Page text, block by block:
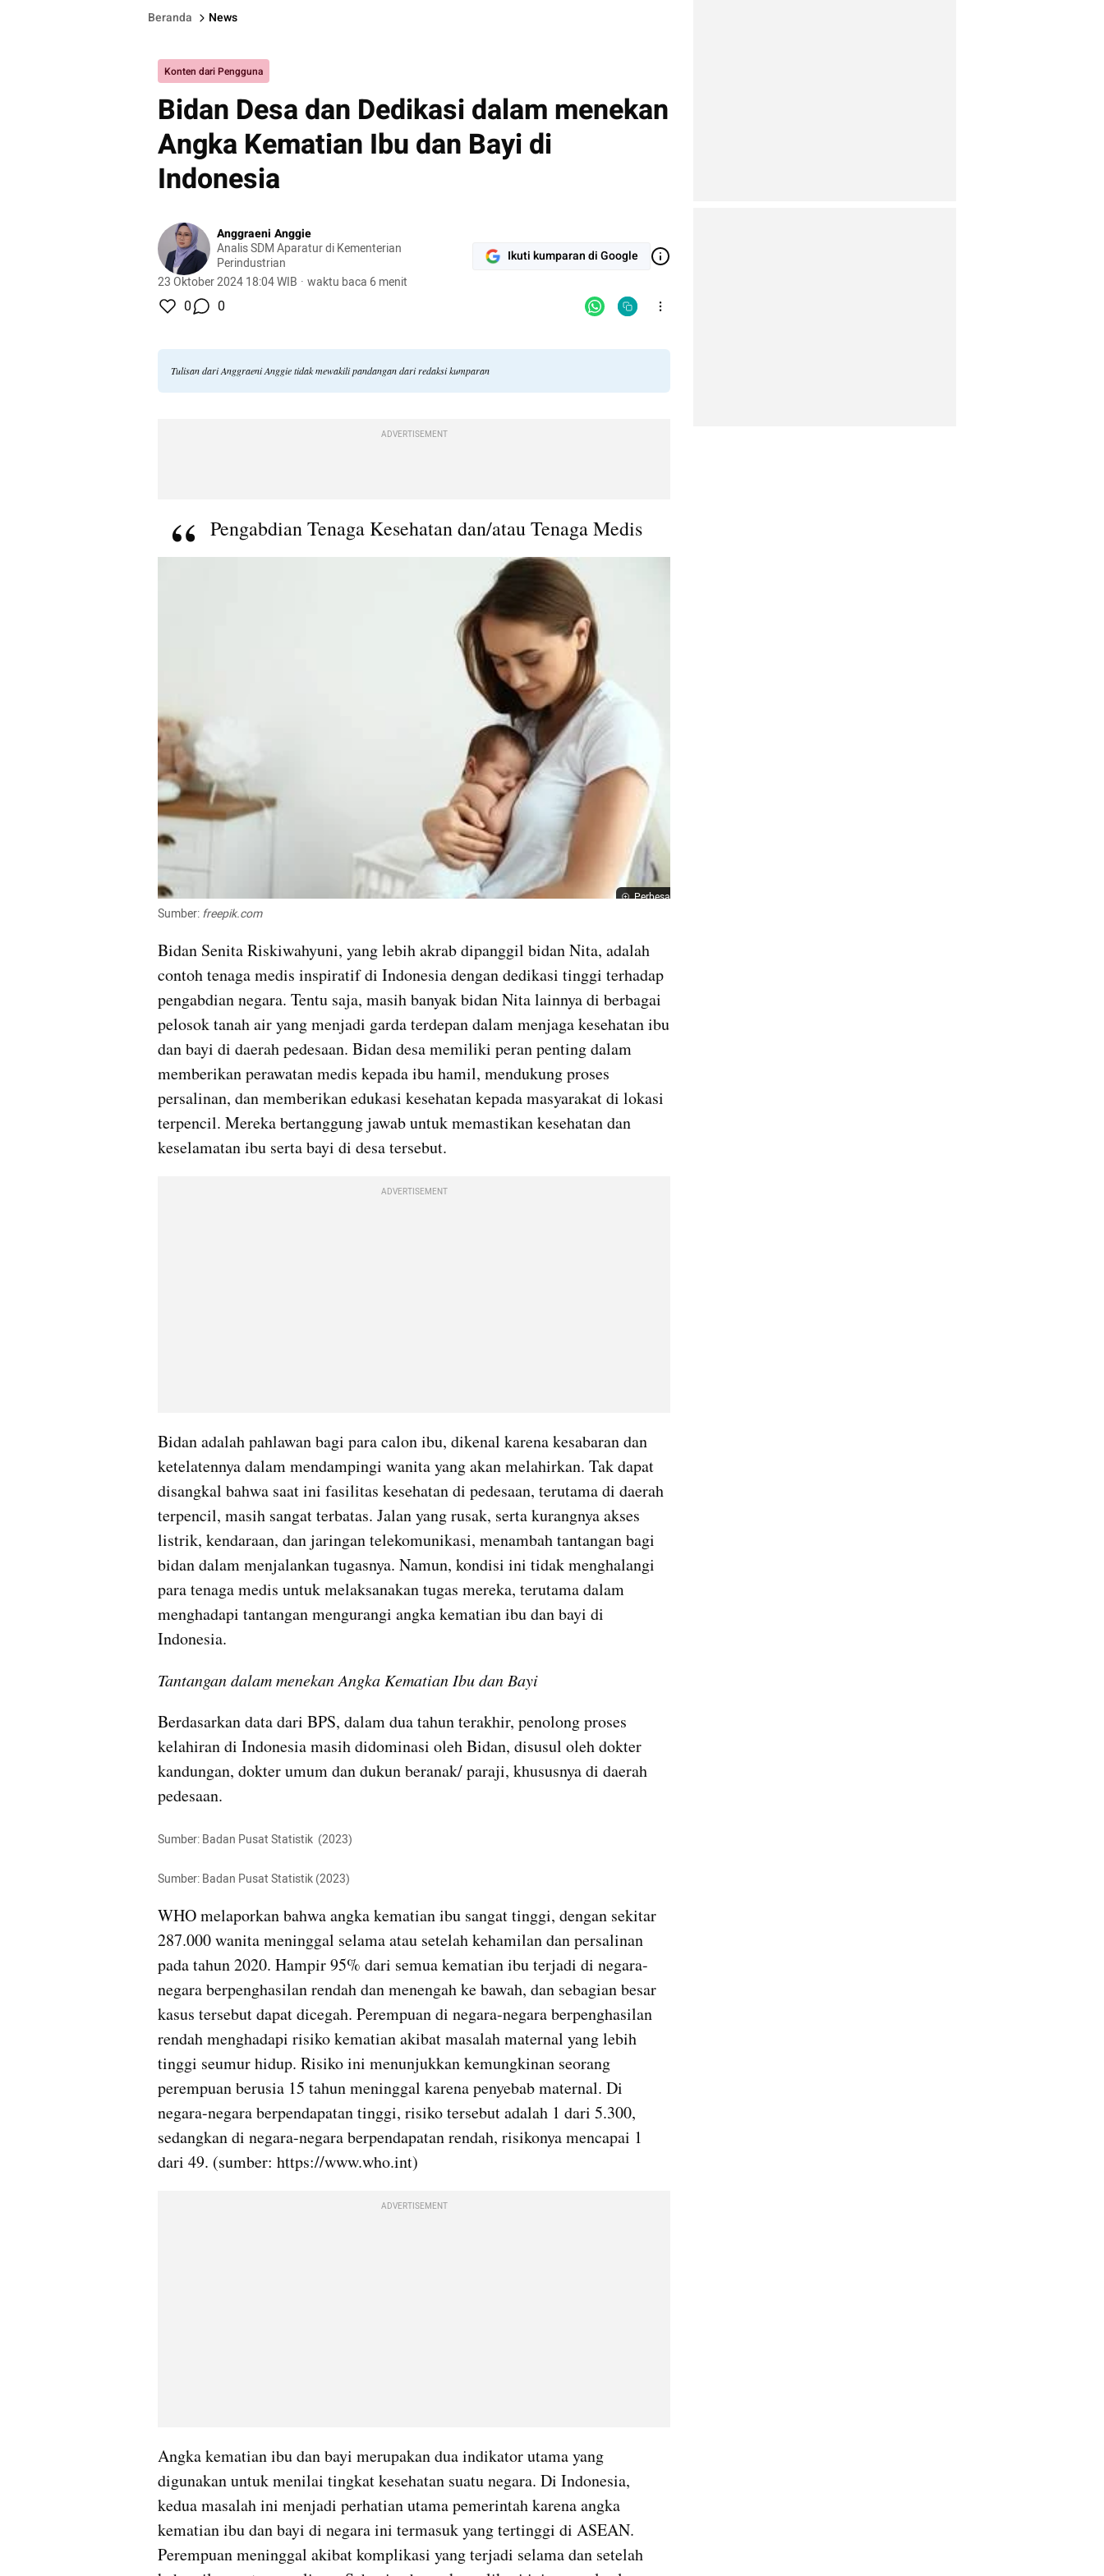
Beranda News
Konten dari Pengguna
Bidan Desa dan Dedikasi dalam menekan
Angka Kematian Ibu dan Bayi di
Indonesia
Anggraeni Anggie
Analis SDM Aparatur di Kementerian
Perindustrian
23 Oktober 2024 18:04 WIB · waktu baca 6 menit
Ikuti kumparan di Google
0 0
Tulisan dari Anggraeni Anggie tidak mewakili pandangan dari redaksi kumparan
ADVERTISEMENT
Pengabdian Tenaga Kesehatan dan/atau Tenaga Medis
Perbesar
Sumber: freepik.com
Bidan Senita Riskiwahyuni, yang lebih akrab dipanggil bidan Nita, adalah
contoh tenaga medis inspiratif di Indonesia dengan dedikasi tinggi terhadap
pengabdian negara. Tentu saja, masih banyak bidan Nita lainnya di berbagai
pelosok tanah air yang menjadi garda terdepan dalam menjaga kesehatan ibu
dan bayi di daerah pedesaan. Bidan desa memiliki peran penting dalam
memberikan perawatan medis kepada ibu hamil, mendukung proses
persalinan, dan memberikan edukasi kesehatan kepada masyarakat di lokasi
terpencil. Mereka bertanggung jawab untuk memastikan kesehatan dan
keselamatan ibu serta bayi di desa tersebut.
ADVERTISEMENT
Bidan adalah pahlawan bagi para calon ibu, dikenal karena kesabaran dan
ketelatennya dalam mendampingi wanita yang akan melahirkan. Tak dapat
disangkal bahwa saat ini fasilitas kesehatan di pedesaan, terutama di daerah
terpencil, masih sangat terbatas. Jalan yang rusak, serta kurangnya akses
listrik, kendaraan, dan jaringan telekomunikasi, menambah tantangan bagi
bidan dalam menjalankan tugasnya. Namun, kondisi ini tidak menghalangi
para tenaga medis untuk melaksanakan tugas mereka, terutama dalam
menghadapi tantangan mengurangi angka kematian ibu dan bayi di
Indonesia.
Tantangan dalam menekan Angka Kematian Ibu dan Bayi
Berdasarkan data dari BPS, dalam dua tahun terakhir, penolong proses
kelahiran di Indonesia masih didominasi oleh Bidan, disusul oleh dokter
kandungan, dokter umum dan dukun beranak/ paraji, khususnya di daerah
pedesaan.
Sumber: Badan Pusat Statistik  (2023)
Sumber: Badan Pusat Statistik (2023)
WHO melaporkan bahwa angka kematian ibu sangat tinggi, dengan sekitar
287.000 wanita meninggal selama atau setelah kehamilan dan persalinan
pada tahun 2020. Hampir 95% dari semua kematian ibu terjadi di negara-
negara berpenghasilan rendah dan menengah ke bawah, dan sebagian besar
kasus tersebut dapat dicegah. Perempuan di negara-negara berpenghasilan
rendah menghadapi risiko kematian akibat masalah maternal yang lebih
tinggi seumur hidup. Risiko ini menunjukkan kemungkinan seorang
perempuan berusia 15 tahun meninggal karena penyebab maternal. Di
negara-negara berpendapatan tinggi, risiko tersebut adalah 1 dari 5.300,
sedangkan di negara-negara berpendapatan rendah, risikonya mencapai 1
dari 49. (sumber: https://www.who.int)
ADVERTISEMENT
Angka kematian ibu dan bayi merupakan dua indikator utama yang
digunakan untuk menilai tingkat kesehatan suatu negara. Di Indonesia,
kedua masalah ini menjadi perhatian utama pemerintah karena angka
kematian ibu dan bayi di negara ini termasuk yang tertinggi di ASEAN.
Perempuan meninggal akibat komplikasi yang terjadi selama dan setelah